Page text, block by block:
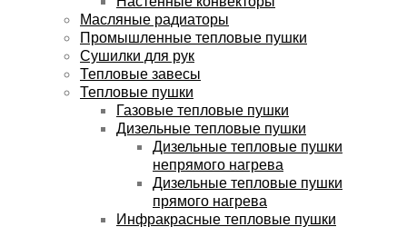
Масляные радиаторы
Промышленные тепловые пушки
Сушилки для рук
Тепловые завесы
Тепловые пушки
Газовые тепловые пушки
Дизельные тепловые пушки
Дизельные тепловые пушки
непрямого нагрева
Дизельные тепловые пушки
прямого нагрева
Инфракрасные тепловые пушки